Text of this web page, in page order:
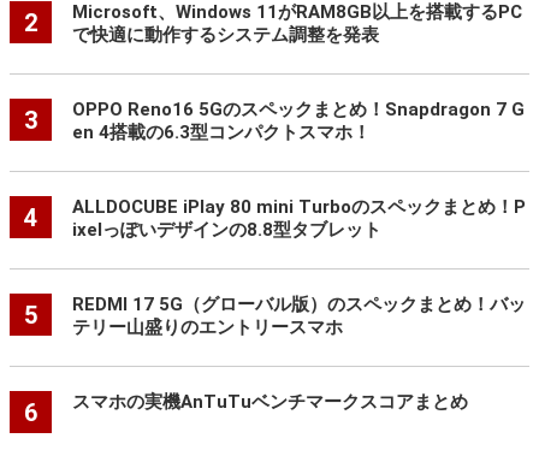
2
Microsoft、Windows 11がRAM8GB以上を搭載するPC
で快適に動作するシステム調整を発表
3
OPPO Reno16 5Gのスペックまとめ！Snapdragon 7 G
en 4搭載の6.3型コンパクトスマホ！
4
ALLDOCUBE iPlay 80 mini Turboのスペックまとめ！P
ixelっぽいデザインの8.8型タブレット
5
REDMI 17 5G（グローバル版）のスペックまとめ！バッ
テリー山盛りのエントリースマホ
6 スマホの実機AnTuTuベンチマークスコアまとめ